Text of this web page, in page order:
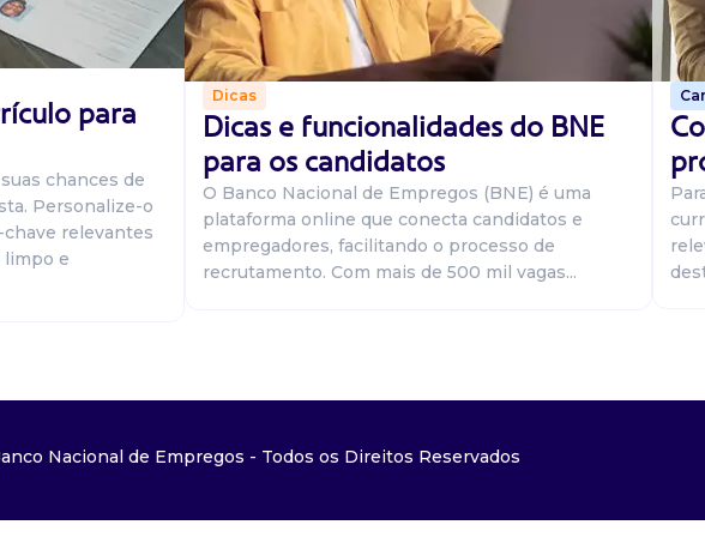
para
chances de
Personalize-o
chave relevantes
limpo e
Dicas
Dicas e funcionalidades do BNE
para os candidatos
O Banco Nacional de Empregos (BNE) é uma
plataforma online que conecta candidatos e
empregadores, facilitando o processo de
recrutamento. Com mais de 500 mil vagas...
Nacional de Empregos - Todos os Direitos Reservados